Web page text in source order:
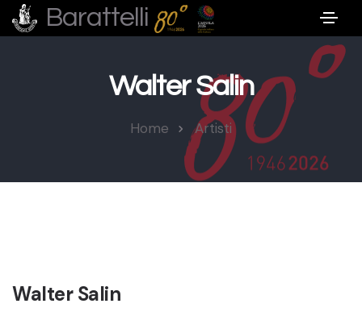
Barattelli
Walter Salin
Home Artisti
Walter Salin